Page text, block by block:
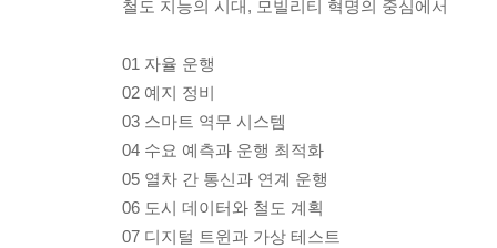
철도 지능의 시대, 모빌리티 혁명의 중심에서
01 자율 운행
02 예지 정비
03 스마트 역무 시스템
04 수요 예측과 운행 최적화
05 열차 간 통신과 연계 운행
06 도시 데이터와 철도 계획
07 디지털 트윈과 가상 테스트